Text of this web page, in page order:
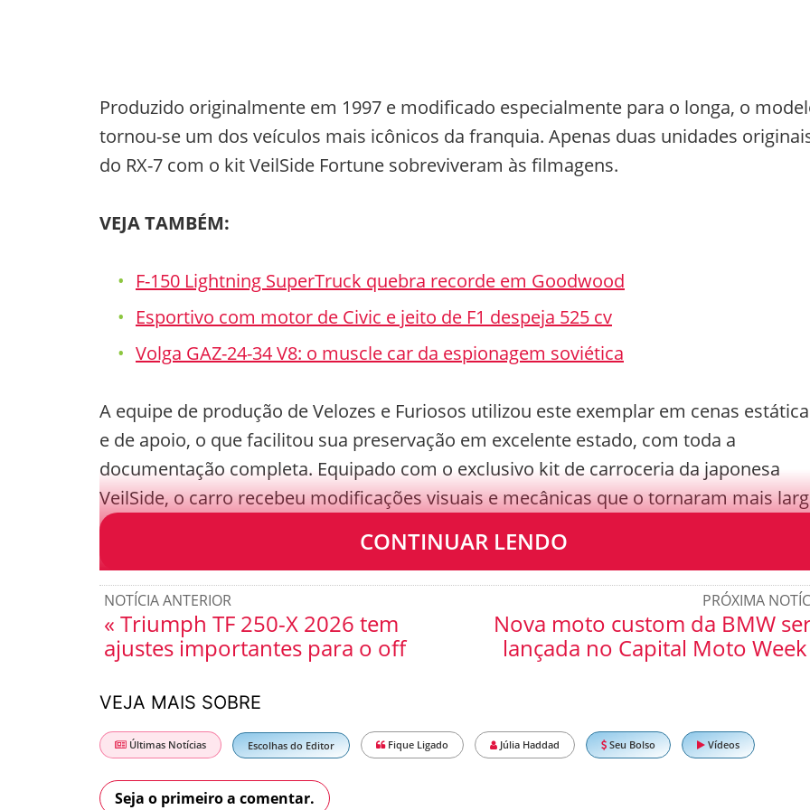
Produzido originalmente em 1997 e modificado especialmente para o longa, o
tornou-se um dos veículos mais icônicos da franquia. Apenas duas unidades
do RX-7 com o kit VeilSide Fortune sobreviveram às filmagens.
VEJA TAMBÉM:
F-150 Lightning SuperTruck quebra recorde em Goodwood
Esportivo com motor de Civic e jeito de F1 despeja 525 cv
Volga GAZ-24-34 V8: o muscle car da espionagem soviética
A equipe de produção de Velozes e Furiosos utilizou este exemplar em cenas
e de apoio, o que facilitou sua preservação em excelente estado, com toda a
documentação completa. Equipado com o exclusivo kit de carroceria da japonesa
VeilSide, o carro recebeu modificações visuais e mecânicas que o tornaram mais
e imponente do que o modelo de fábrica.CONTINUAR LENDO
PRÓXIMA
Nova moto custom da BMW
lançada no Capital Moto
NOTÍCIA ANTERIOR
« Triumph TF 250-X 2026 tem
ajustes importantes para o off
VEJA MAIS SOBRE
Últimas Notícias Escolhas do Editor Fique Ligado Júlia Haddad Seu Bolso Vídeos
Seja o primeiro a comentar.